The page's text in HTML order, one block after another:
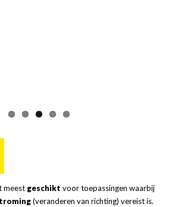
meest geschiktvoor toepassingen waarbij
(veranderen van richting) vereist is.